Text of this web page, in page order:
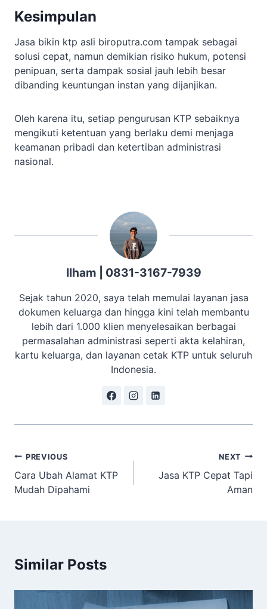
Kesimpulan
Jasa bikin ktp asli biroputra.com tampak sebagai
solusi cepat, namun demikian risiko hukum, potensi
penipuan, serta dampak sosial jauh lebih besar
dibanding keuntungan instan yang dijanjikan.
Oleh karena itu, setiap pengurusan KTP sebaiknya
mengikuti ketentuan yang berlaku demi menjaga
keamanan pribadi dan ketertiban administrasi
nasional.
Ilham | 0831-3167-7939
Sejak tahun 2020, saya telah memulai layanan jasa
dokumen keluarga dan hingga kini telah membantu
lebih dari 1.000 klien menyelesaikan berbagai
permasalahan administrasi seperti akta kelahiran,
kartu keluarga, dan layanan cetak KTP untuk seluruh
Indonesia.
Navigasi
pos
PREVIOUS
Cara Ubah Alamat KTP
Mudah Dipahami
NEXT
Jasa KTP Cepat Tapi
Aman
Similar Posts